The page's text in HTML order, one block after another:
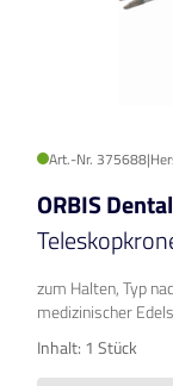
Art.-Nr. 375688|
ORBIS Dental
zum Halten, Typ
medizinischer
Inhalt: 1 Stück